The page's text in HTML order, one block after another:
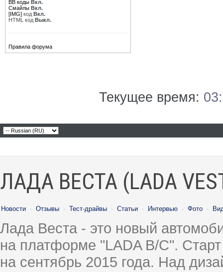
BB коды Вкл.
Смайлы Вкл.
[IMG] код Вкл.
HTML код Выкл.
Правила форума
Текущее время:
ЛАДА ВЕСТА (LADA
Новости · Отзывы · Тест-драйвы · Статьи · Интервью · Фото ·
Лада Веста - это новый
на платформе "LADA B/C".
на сентябрь 2015 года. Над